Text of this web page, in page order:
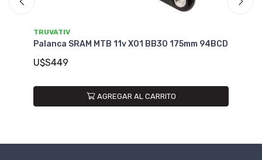
SRAM
Palanca SRAM Ruta Rival DUB Power Meter
AGREGAR AL CARRITO